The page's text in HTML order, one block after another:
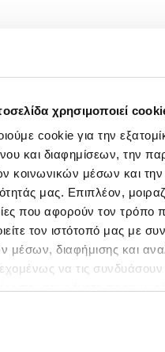
χρησιμοποιεί
cookie για την
και διαφημίσεων, την
κοινωνικών μέσων και
μας. Επιπλέον,
που αφορούν τον τρόπο
τον ιστότοπό μας με
μέσων, διαφήμισης και
να τις
τους.
ERROR: A CLIENT-SIDE